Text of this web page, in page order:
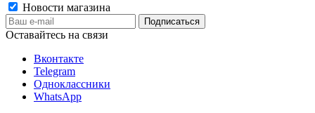
Новости магазина
Оставайтесь на связи
Вконтакте
Telegram
Одноклассники
WhatsApp